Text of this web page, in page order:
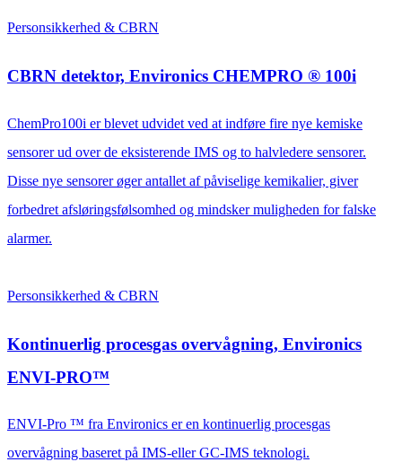
Personsikkerhed & CBRN
CBRN detektor, Environics CHEMPRO ® 100i
ChemPro100i er blevet udvidet ved at indføre fire nye kemiske
sensorer ud over de eksisterende IMS og to halvledere sensorer.
Disse nye sensorer øger antallet af påviselige kemikalier, giver
forbedret afsløringsfølsomhed og mindsker muligheden for falske
alarmer.
Personsikkerhed & CBRN
Kontinuerlig procesgas overvågning, Environics
ENVI-PRO™
ENVI-Pro ™ fra Environics er en kontinuerlig procesgas
overvågning baseret på IMS-eller GC-IMS teknologi.